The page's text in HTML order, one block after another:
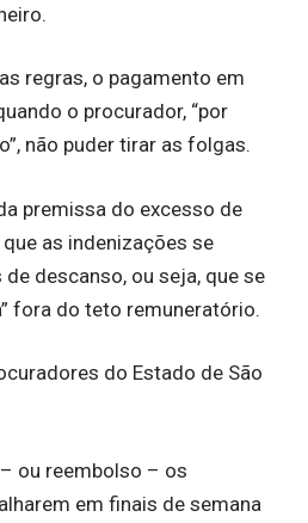
regras, o pagamento em
o procurador, “por
não puder tirar as folgas.
premissa do excesso de
as indenizações se
descanso, ou seja, que se
fora do teto remuneratório.
do Estado de São
ou reembolso – os
em finais de semana